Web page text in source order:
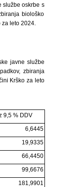
službe oskrbe s
biološko
leto 2024.
javne službe
zbiranja
Krško za leto
9,5 % DDV
6,6445
19,9335
66,4450
99,6676
181,9901